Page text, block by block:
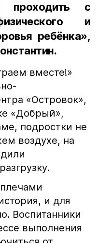
проходить с
и
ребёнка»,
вместе!»
«Островок»,
«Добрый»,
подростки не
воздухе, на
и для
Воспитанники
выполнения